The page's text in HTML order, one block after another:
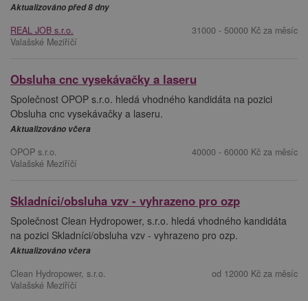
Aktualizováno před 8 dny
REAL JOB s.r.o.
Valašské Meziříčí
31000 - 50000 Kč za měsíc
Obsluha cnc vysekávačky a laseru
Společnost OPOP s.r.o. hledá vhodného kandidáta na pozici
Obsluha cnc vysekávačky a laseru.
Aktualizováno včera
OPOP s.r.o.
Valašské Meziříčí
40000 - 60000 Kč za měsíc
Skladníci/obsluha vzv - vyhrazeno pro ozp
Společnost Clean Hydropower, s.r.o. hledá vhodného kandidáta
na pozici Skladníci/obsluha vzv - vyhrazeno pro ozp.
Aktualizováno včera
Clean Hydropower, s.r.o.
Valašské Meziříčí
od 12000 Kč za měsíc